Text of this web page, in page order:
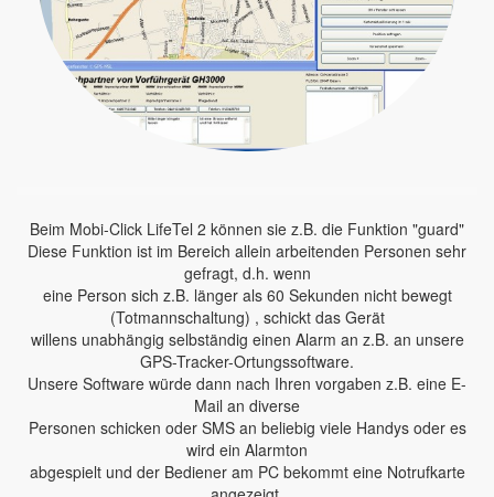
Beim Mobi-Click LifeTel 2 können sie z.B. die Funktion "guard"
Diese Funktion ist im Bereich allein arbeitenden Personen sehr
gefragt, d.h. wenn
eine Person sich z.B. länger als 60 Sekunden nicht bewegt
(Totmannschaltung) , schickt das Gerät
willens unabhängig selbständig einen Alarm an z.B. an unsere
GPS-Tracker-Ortungssoftware.
Unsere Software würde dann nach Ihren vorgaben z.B. eine E-
Mail an diverse
Personen schicken oder SMS an beliebig viele Handys oder es
wird ein Alarmton
abgespielt und der Bediener am PC bekommt eine Notrufkarte